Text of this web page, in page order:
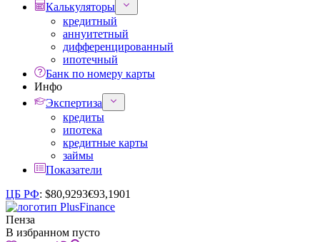
Калькуляторы
кредитный
аннуитетный
дифференцированный
ипотечный
Банк по номеру карты
Инфо
Экспертиза
кредиты
ипотека
кредитные карты
займы
Показатели
ЦБ РФ: $80,9293€93,1901
Пенза
В избранном пусто